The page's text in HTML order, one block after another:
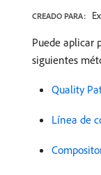
CREADO PARA:
Puede aplicar
siguientes
Quality
Línea de